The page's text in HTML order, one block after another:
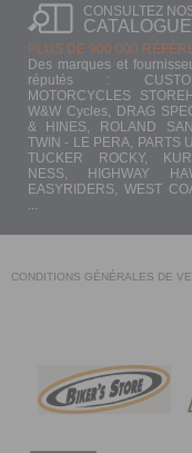
CONSULTEZ
PLUS DE 900 000
Des marques et
réputés :
MOTORCYCLES
W&W Cycles, DRAG
& HINES, ROLAND
TWIN - LE PERA, PARTS
TUCKER ROCKY,
NESS, HIGHWAY
EASYRIDERS, WEST
...
CONDITIONS GÉNÉRALES DE